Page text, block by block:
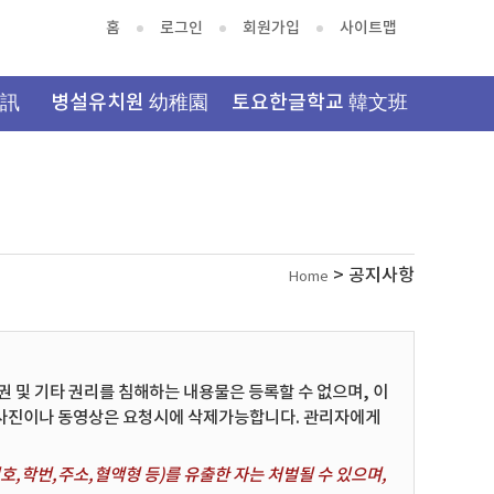
홈 로그인 회원가입 사이트맵
병설유치원 幼稚園 토요한글학교 韓文班
Home > 공지사항
및 기타 권리를 침해하는 내용물은 등록할 수 없으며, 이
이나 동영상은 요청시에 삭제가능합니다. 관리자에게
,학번,주소,혈액형 등)를 유출한 자는 처벌될 수 있으며,